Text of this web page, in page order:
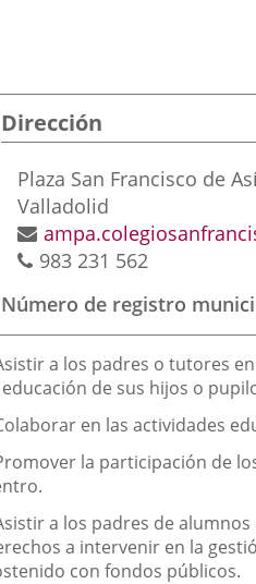
Dirección
Dirección
postal
Plaza San Francisco de
Valladolid
Dirección
de
electrónico
Teléfonos
983 231 562
Número de registro
a los padres o tutores
de sus hijos o
en las actividades
la participación de
a los padres de
a intervenir en la
con fondos públicos.